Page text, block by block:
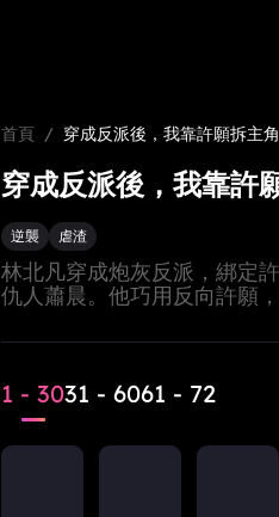
首頁 / 穿成反派後，我靠許願拆主
穿成反派後，我靠許
逆襲 虐渣
林北凡穿成炮灰反派，綁定
仇人蕭晨。他巧用反向許願
助力，最終讓蕭晨自食惡果
1 - 3031 - 6061 - 72